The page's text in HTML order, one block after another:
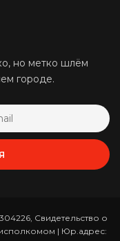
но метко шлём
городе.
Свидетельство о
| Юр.адрес: